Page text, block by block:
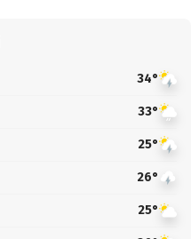
34°
33°
25°
26°
25°